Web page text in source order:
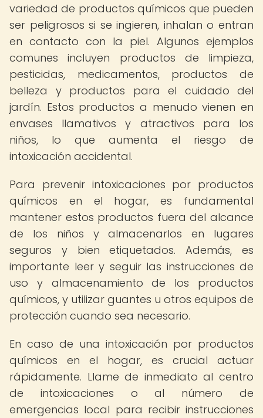
variedad de productos químicos que pueden
ser peligrosos si se ingieren, inhalan o entran
en contacto con la piel. Algunos ejemplos
comunes incluyen productos de limpieza,
pesticidas, medicamentos, productos de
belleza y productos para el cuidado del
jardín. Estos productos a menudo vienen en
envases llamativos y atractivos para los
niños, lo que aumenta el riesgo de
intoxicación accidental.
Para prevenir intoxicaciones por productos
químicos en el hogar, es fundamental
mantener estos productos fuera del alcance
de los niños y almacenarlos en lugares
seguros y bien etiquetados. Además, es
importante leer y seguir las instrucciones de
uso y almacenamiento de los productos
químicos, y utilizar guantes u otros equipos de
protección cuando sea necesario.
En caso de una intoxicación por productos
químicos en el hogar, es crucial actuar
rápidamente. Llame de inmediato al centro
de intoxicaciones o al número de
emergencias local para recibir instrucciones